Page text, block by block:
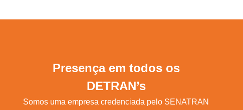
Presença em todos os
DETRAN’s
Somos uma empresa credenciada pelo SENATRAN